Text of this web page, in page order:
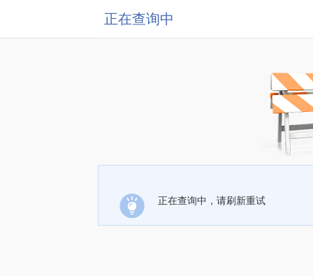
正在查询中
正在查询中，请刷新重试